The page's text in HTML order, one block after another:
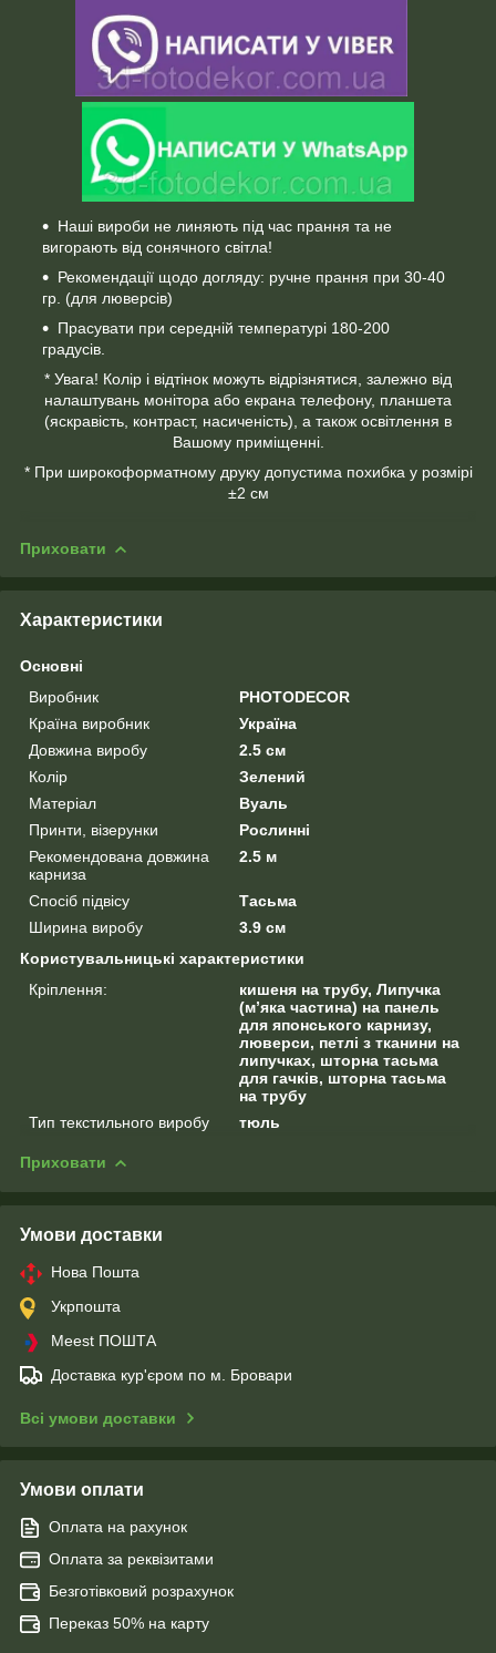
Наші вироби не линяють під час прання та не
вигорають від сонячного світла!
Рекомендації щодо догляду: ручне прання при 30-40
гр. (для люверсів)
Прасувати при середній температурі 180-200
градусів.
* Увага! Колір і відтінок можуть відрізнятися, залежно від
налаштувань монітора або екрана телефону, планшета
(яскравість, контраст, насиченість), а також освітлення в
Вашому приміщенні.
* При широкоформатному друку допустима похибка у розмірі
±2 см
Приховати
Характеристики
Основні
Виробник
PHOTODECOR
Країна виробник
Україна
Довжина виробу
2.5 см
Колір
Зелений
Матеріал
Вуаль
Принти, візерунки
Рослинні
Рекомендована довжина
карниза
2.5 м
Спосіб підвісу
Тасьма
Ширина виробу
3.9 см
Користувальницькі характеристики
Кріплення:
кишеня на трубу, Липучка
(м’яка частина) на панель
для японського карнизу,
люверси, петлі з тканини на
липучках, шторна тасьма
для гачків, шторна тасьма
на трубу
Тип текстильного виробу
тюль
Приховати
Умови доставки
Нова Пошта
Укрпошта
Meest ПОШТА
Доставка кур'єром по м. Бровари
Всі умови доставки
Умови оплати
Оплата на рахунок
Оплата за реквізитами
Безготівковий розрахунок
Переказ 50% на карту